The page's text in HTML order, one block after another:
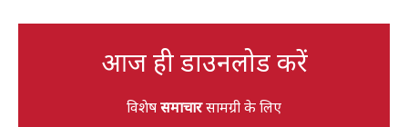
आज ही डाउनलोड करें
विशेषसमाचारसामग्री के लिए